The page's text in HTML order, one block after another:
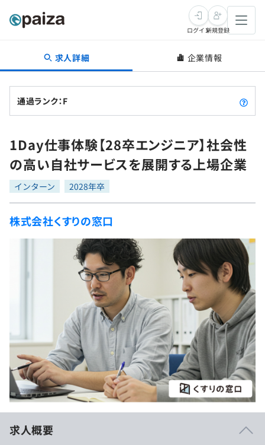
転職・キャリア
転職成功ガイド
転職エージェント
インタビュー
転職成功ガイド
新卒就活
求人検索
本選考
インターン
イベント・セミナー
就活成功ガイド
学習
問題集
プラン
個人向けプラン
法人向けプラン
プログラミング言語
再チャレンジ結果一覧
ゲーム・マンガ
Tech Team Journal
ログイン新規登録
求人詳細 企業情報
通過ランク：F
1Day仕事体験【28卒エンジニア】社会性
の高い自社サービスを展開する上場企業
インターン 2028年卒
株式会社くすりの窓口
求人概要